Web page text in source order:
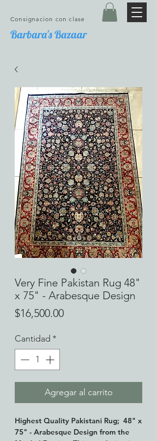
Barbara's Bazaar
Consignacion con clase
Very Fine Pakistan Rug 48"
x 75" - Arabesque Design
$16,500.00Precio
Cantidad *
Agregar al carrito
Highest Quality Pakistani Rug; 48" x
75" - Arabesque Design from the